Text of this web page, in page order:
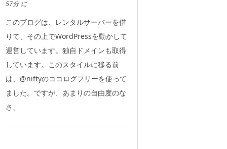
57分 に
このブログは、レンタルサーバーを借
りて、その上でWordPressを動かして
運営しています。独自ドメインも取得
しています。このスタイルに移る前
は、@niftyのココログフリーを使って
ました。ですが、あまりの自由度のな
さ、